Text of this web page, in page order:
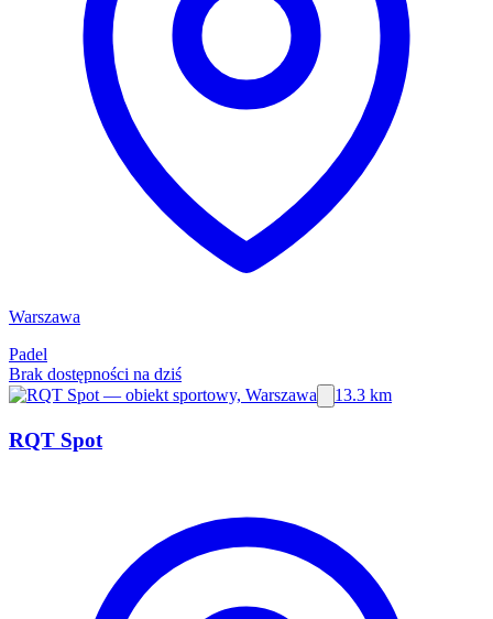
Warszawa
Padel
Brak dostępności na dziś
13.3 km
RQT Spot